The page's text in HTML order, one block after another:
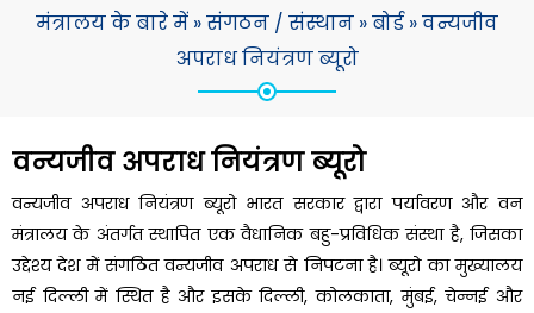
मंत्रालय के बारे में »संगठन / संस्थान »बोर्ड»वन्यजीव
अपराध नियंत्रण ब्यूरो
वन्यजीव अपराध नियंत्रण ब्यूरो
वन्यजीव अपराध नियंत्रण ब्यूरो भारत सरकार द्वारा पर्यावरण और वन
मंत्रालय के अंतर्गत स्थापित एक वैधानिक बहु-प्रविधिक संस्था है, जिसका
उद्देश्य देश में संगठित वन्यजीव अपराध से निपटना है। ब्यूरो का मुख्यालय
नई दिल्ली में स्थित है और इसके दिल्ली, कोलकाता, मुंबई, चेन्नई और